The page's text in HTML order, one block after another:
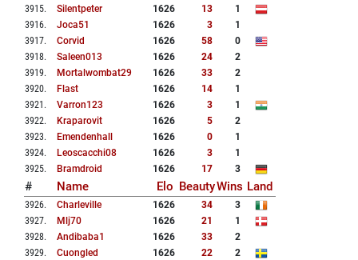
3915. Silentpeter 1626 13
1
3916. Joca51 1626 3
1
3917. Corvid 1626 58
0
3918. Saleen013 1626 24
2
3919. Mortalwombat29 1626 33
2
3920. Flast 1626 14
1
3921 . Varron123 1626 3
1
3922. Kraparovit 1626 5
2
3923. Emendenhall 1626 0
1
3924. Leoscacchi08 1626 3
1
3925. Bramdroid 1626 17 3
# Name Elo BeautyWins Land
3926. Charleville 1626 34
3
3927. Mlj70 1626 21
1
3928. Andibaba1 1626 33
2
3929. Cuongled 1626 22
2